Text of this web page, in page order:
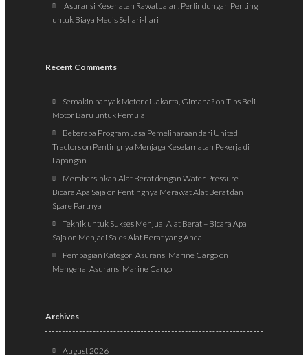
Asuransi Kesehatan Rawat Jalan, Perlindungan Penting
untuk Biaya Medis Sehari-hari
Recent Comments
Semakin banyak Motor di Jakarta, Gimana?onTips Beli
Motor Baru untuk Pemula
Beberapa Program Jasa Pemeliharaan dari United
Tractorson Pentingnya Menjaga Keselamatan Pekerja di
Lapangan
Membersihkan Alat Berat dengan Water Pressure –
Bicara Apa Saja on Pentingnya Merawat Alat Berat dan
Spare Partnya
Teknik untuk Sukses Menjual Alat Berat – Bicara Apa
Saja on Menjadi Sales Alat Berat yang Andal
Pembagian Kategori Asuransi Marine Cargoon
Mengenal Asuransi Marine Cargo
Archives
August 2026